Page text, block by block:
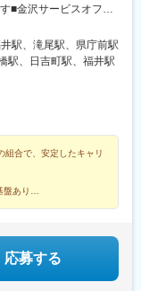
■金沢サービスオフィ
より徒歩3分、自動車
可能場所なし）■静岡
静岡」駅より徒歩10分
で約10分※屋内喫煙
オフィス（福井市大
大字下郡）JR「大
し、屋外あり、自動
ゆいレール「県庁前
動車通勤NG※所在地
駅、滝尾駅、県庁前駅
駅、日吉町駅、福井駅
組合で、安定したキャリ
盤あり
応募する